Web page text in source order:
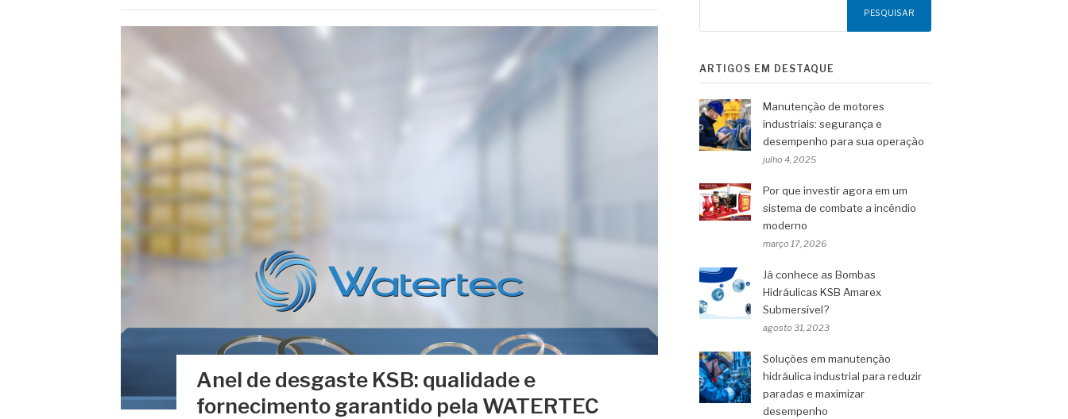
Anel de desgaste KSB: qualidade e
fornecimento garantido pela WATERTEC
PESQUISAR
ARTIGOS EM DESTAQUE
Manutenção de motores
industriais: segurança e
desempenho para sua operação
julho 4, 2025
Por que investir agora em um
sistema de combate a incêndio
moderno
março 17, 2026
Já conhece as Bombas
Hidráulicas KSB Amarex
Submersível?
agosto 31, 2023
Soluções em manutenção
hidráulica industrial para reduzir
paradas e maximizar
desempenho